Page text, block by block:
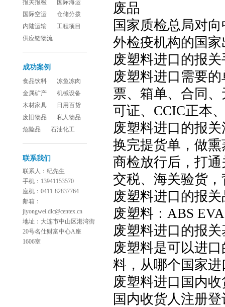
报关报检
国际海运
国际空运
仓储分拨
内陆运输
工程项目
供应链物流
成功案例
食品饮料
冻鱼冻肉
金属矿产
机械设备
木材家具
日用百货
废旧物品
私人物品
危险品
石油化工
联系我们
联系人：纪先生
手机：13941153570
座机：0411-82837764
邮箱：
jiyongwei.dlc@centex.cn
地址：大连市中山区港湾街
20号名仕财富中心A座
1606室
废品
国家质检总局对
外检疫机构的国
废塑料进口的报关
废塑料进口需要
票、箱单、合同
可证、CCIC正本
废塑料进口的报关
换完提货单，做
商检放行后，打
交税、海关验货
废塑料进口的报关
废塑料：ABS
废塑料进口的报
废塑料是可以进
料，从哪个国家
废塑料进口国内
国内收货人注册